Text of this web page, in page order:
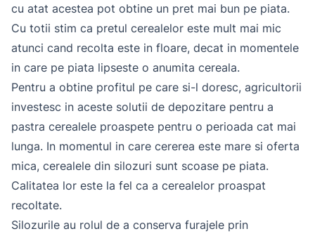
cu atat acestea pot obtine un pret mai bun pe piata.
Cu totii stim ca pretul cerealelor este mult mai mic
atunci cand recolta este in floare, decat in momentele
in care pe piata lipseste o anumita cereala.
Pentru a obtine profitul pe care si-l doresc, agricultorii
investesc in aceste solutii de depozitare pentru a
pastra cerealele proaspete pentru o perioada cat mai
lunga. In momentul in care cererea este mare si oferta
mica, cerealele din silozuri sunt scoase pe piata.
Calitatea lor este la fel ca a cerealelor proaspat
recoltate.
Silozurile au rolul de a conserva furajele prin